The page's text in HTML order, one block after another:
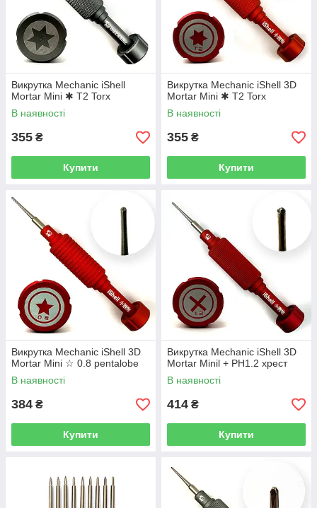
Викрутка Mechanic iShell
Mortar Mini ✱ T2 Torx
В наявності
355 ₴
Купити
Викрутка Mechanic iShell 3D
Mortar Mini ✱ T2 Torx
В наявності
355 ₴
Купити
Викрутка Mechanic iShell 3D
Mortar Mini ☆ 0.8 pentalobe
В наявності
384 ₴
Купити
Викрутка Mechanic iShell 3D
Mortar Minil + PH1.2 хрест
В наявності
414 ₴
Купити